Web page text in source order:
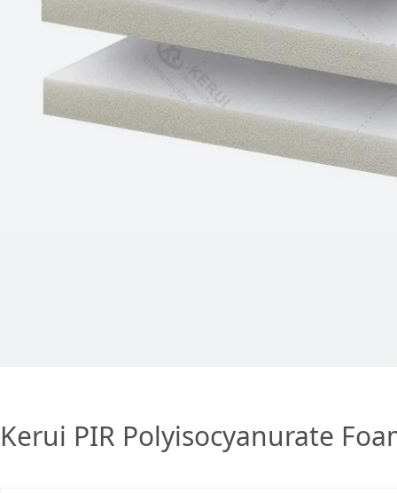
Kerui PIR Polyisocyanurate